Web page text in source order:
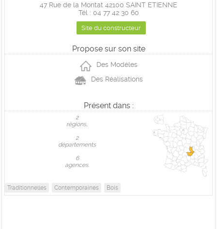
47 Rue de la Montat 42100 SAINT ETIENNE
Tél : 04 77 42 30 60
Site du constructeur
Propose sur son site
Des Modéles
Des Réalisations
Présent dans :
2
règions,
2
départements
6
agences.
Traditionnelles Contemporaines Bois